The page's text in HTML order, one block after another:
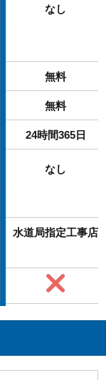
なし
無料
無料
24時間365日
なし
水道局指定工事店